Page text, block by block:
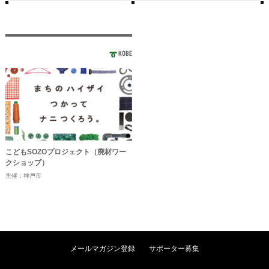
KOBE
こどもSOZOプロジェクト（廃材ワー
クショップ）
主催：神戸市
メールマガジン登録 サポーター募集